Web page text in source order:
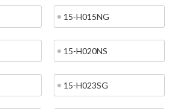
15-H015NG
15-H020NS
15-H023SG